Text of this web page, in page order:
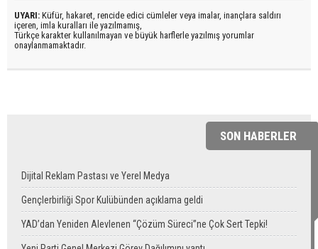
UYARI: Küfür, hakaret, rencide edici cümleler veya imalar, inançlara saldırı
içeren, imla kuralları ile yazılmamış,
Türkçe karakter kullanılmayan ve büyük harflerle yazılmış yorumlar
onaylanmamaktadır.
SON HABERLER
Dijital Reklam Pastası ve Yerel Medya
Gençlerbirliği Spor Kulübünden açıklama geldi
YAD’dan Yeniden Alevlenen “Çözüm Süreci”ne Çok Sert Tepki!